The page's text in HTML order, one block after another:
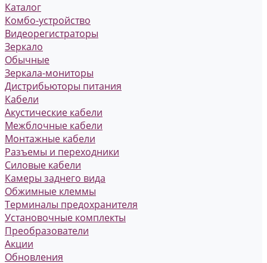
Каталог
Комбо-устройство
Видеорегистраторы
Зеркало
Обычные
Зеркала-мониторы
Дистрибьюторы питания
Кабели
Акустические кабели
Межблочные кабели
Монтажные кабели
Разъемы и переходники
Силовые кабели
Камеры заднего вида
Обжимные клеммы
Терминалы предохранителя
Установочные комплекты
Преобразователи
Акции
Обновления